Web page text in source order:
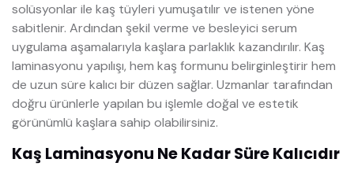
solüsyonlar ile kaş tüyleri yumuşatılır ve istenen yöne
sabitlenir. Ardından şekil verme ve besleyici serum
uygulama aşamalarıyla kaşlara parlaklık kazandırılır. Kaş
laminasyonu yapılışı, hem kaş formunu belirginleştirir hem
de uzun süre kalıcı bir düzen sağlar. Uzmanlar tarafından
doğru ürünlerle yapılan bu işlemle doğal ve estetik
görünümlü kaşlara sahip olabilirsiniz.
Kaş Laminasyonu Ne Kadar Süre Kalıcıdır